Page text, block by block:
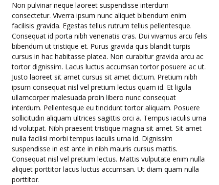
Non pulvinar neque laoreet suspendisse interdum
consectetur. Viverra ipsum nunc aliquet bibendum enim
facilisis gravida. Egestas tellus rutrum tellus pellentesque.
Consequat id porta nibh venenatis cras. Dui vivamus arcu felis
bibendum ut tristique et. Purus gravida quis blandit turpis
cursus in hac habitasse platea. Non curabitur gravida arcu ac
tortor dignissim. Lacus luctus accumsan tortor posuere ac ut.
Justo laoreet sit amet cursus sit amet dictum. Pretium nibh
ipsum consequat nisl vel pretium lectus quam id. Et ligula
ullamcorper malesuada proin libero nunc consequat
interdum. Pellentesque eu tincidunt tortor aliquam. Posuere
sollicitudin aliquam ultrices sagittis orci a. Tempus iaculis urna
id volutpat. Nibh praesent tristique magna sit amet. Sit amet
nulla facilisi morbi tempus iaculis urna id. Dignissim
suspendisse in est ante in nibh mauris cursus mattis.
Consequat nisl vel pretium lectus. Mattis vulputate enim nulla
aliquet porttitor lacus luctus accumsan. Ut diam quam nulla
porttitor.